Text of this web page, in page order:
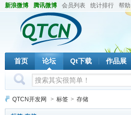
新浪微博 腾讯微博 会员列表 统计排行 帮助
首页 论坛 Qt下载 作品展
QTCN开发网 > 标签 > 存储